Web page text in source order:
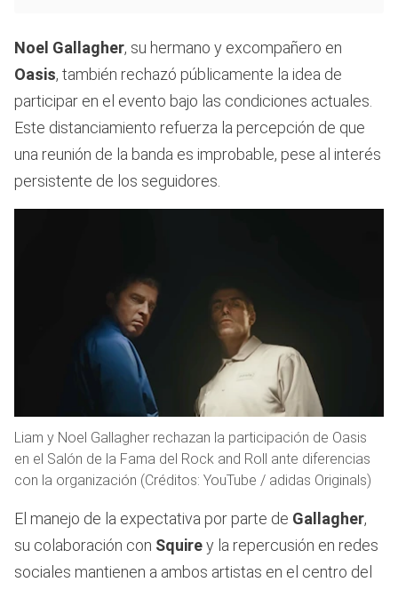
Noel Gallagher, su hermano y excompañero en
Oasis, también rechazó públicamente la idea de
participar en el evento bajo las condiciones actuales.
Este distanciamiento refuerza la percepción de que
una reunión de la banda es improbable, pese al interés
persistente de los seguidores.
Liam y Noel Gallagher rechazan la participación de Oasis
en el Salón de la Fama del Rock and Roll ante diferencias
con la organización (Créditos: YouTube / adidas Originals)
El manejo de la expectativa por parte de Gallagher,
su colaboración con Squirey la repercusión en redes
sociales mantienen a ambos artistas en el centro del